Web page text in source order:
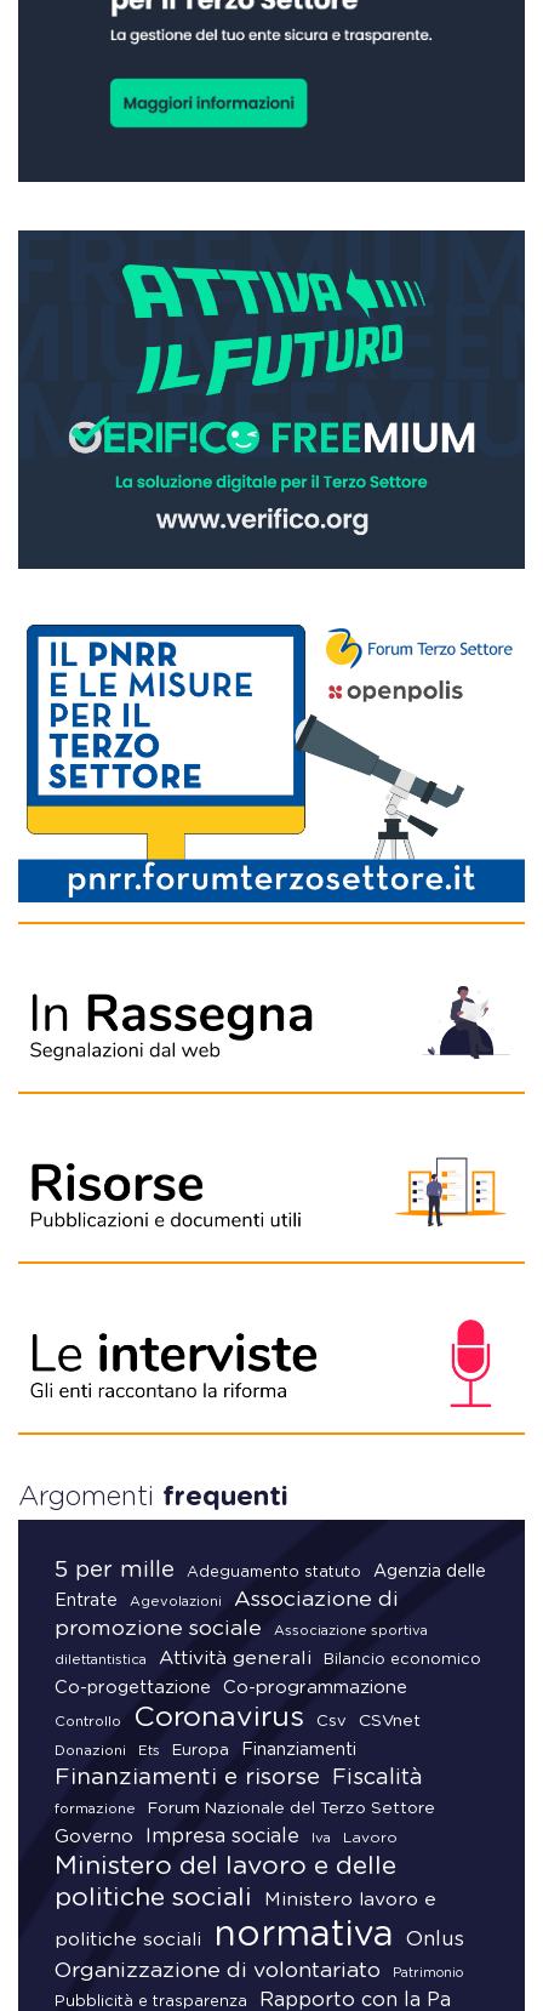
Argomenti frequenti
5 per mille Adeguamento statuto
Agenzia delle
Entrate
Agevolazioni
Associazione di
promozione sociale
Associazione sportiva
dilettantistica Attività generali Bilancio economico
Co-progettazione Co-programmazione
Controllo Coronavirus Csv CSVnet
Donazioni Ets Europa Finanziamenti
Finanziamenti e risorse Fiscalità
formazione Forum Nazionale del Terzo Settore
Governo Impresa sociale Iva Lavoro
Ministero del lavoro e delle
politiche sociali
Ministero lavoro e
politiche sociali normativa Onlus
Organizzazione di volontariato Patrimonio
Pubblicità e trasparenza Rapporto con la Pa